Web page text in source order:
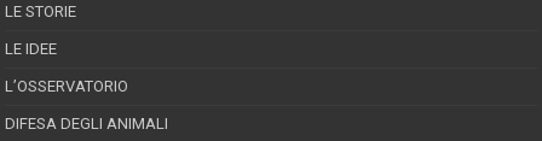
LE STORIE
LE IDEE
L’OSSERVATORIO
DIFESA DEGLI ANIMALI